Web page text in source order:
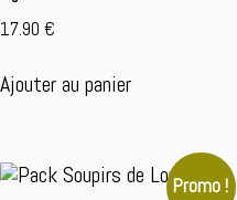
17.90 €
Ajouter au panier
Promo !